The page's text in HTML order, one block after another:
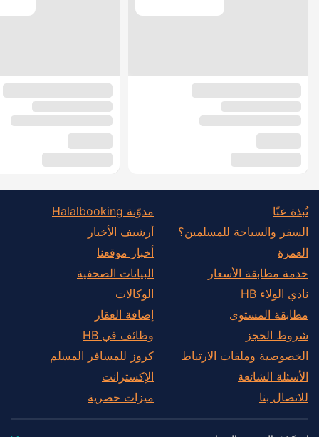
نُبذة عنّا
السفر والسياحة للمسلمين؟
العمرة
خدمة مطابقة الأسعار
نادي الولاء HB
مطابقة المستوى
شروط الحجز
الخصوصية وملفات الارتباط
الأسئلة الشائعة
للاتصال بنا
مدوّنة Halalbooking
أرشيف الأخبار
أخبار موقعنا
البيانات الصحفية
الوكالات
إضافة العقار
وظائف في HB
كروز للمسافر المسلم
الإكسترانت
ميزات حصرية